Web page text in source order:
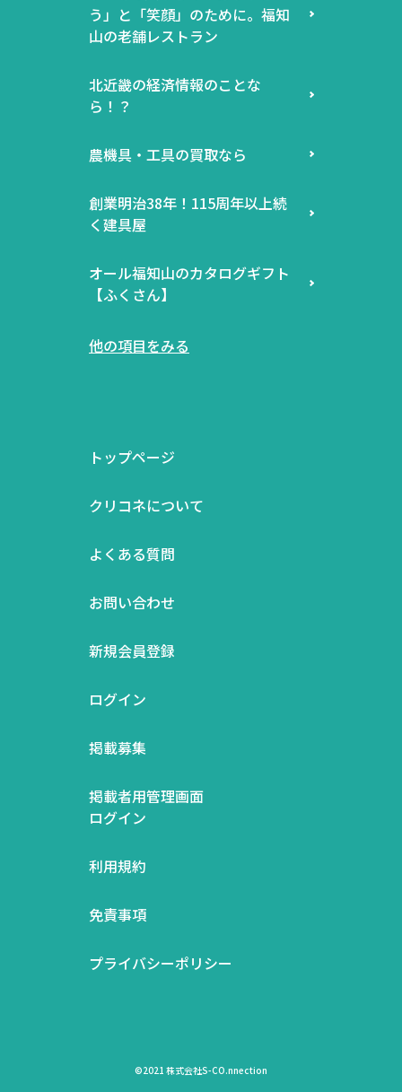
う」と「笑顔」のために。福知
山の老舗レストラン
北近畿の経済情報のことな
ら！？
農機具・工具の買取なら
創業明治38年！115周年以上続
く建具屋
オール福知山のカタログギフト
【ふくさん】
他の項目をみる
トップページ
クリコネについて
よくある質問
お問い合わせ
新規会員登録
ログイン
掲載募集
掲載者用管理画面
ログイン
利用規約
免責事項
プライバシーポリシー
©2021 株式会社S-CO.nnection